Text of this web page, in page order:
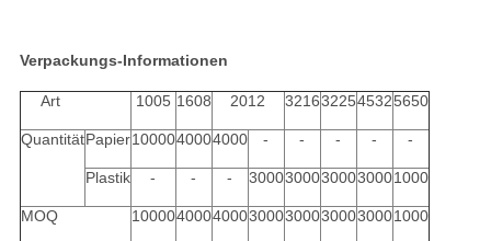
Verpackungs-Informationen
Art 1005 1608 2012 3216322545325650
QuantitätPapier1000040004000 - - - - -
Plastik - - - 30003000300030001000
MOQ 100004000400030003000300030001000